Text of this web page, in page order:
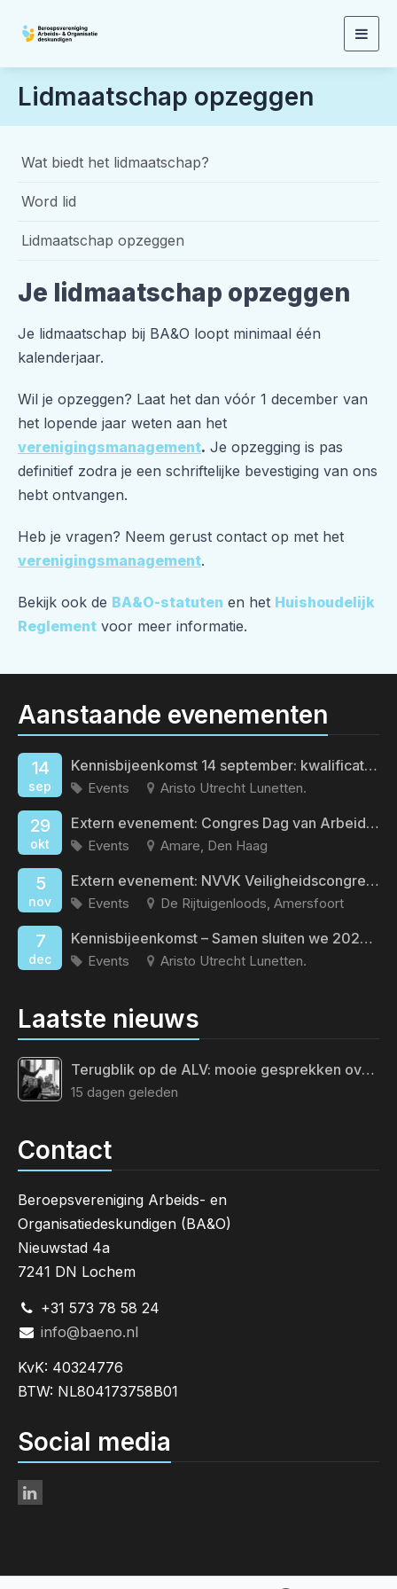
Lidmaatschap opzeggen
Wat biedt het lidmaatschap?
Word lid
Lidmaatschap opzeggen
Je lidmaatschap opzeggen
Je lidmaatschap bij BA&O loopt minimaal één
kalenderjaar.
Wil je opzeggen? Laat het dan vóór 1 december van
het lopende jaar weten aan het
verenigingsmanagement. Je opzegging is pas
definitief zodra je een schriftelijke bevestiging van ons
hebt ontvangen.
Heb je vragen? Neem gerust contact op met het
verenigingsmanagement.
Bekijk ook de BA&O-statuten en het Huishoudelijk
Reglement voor meer informatie.
Aanstaande evenementen
14
sep
Kennisbijeenkomst 14 september: kwalificatieveroudering
Events Aristo Utrecht Lunetten.
29
okt
Extern evenement: Congres Dag van Arbeid en Gezondheid
Events Amare, Den Haag
5
nov
Extern evenement: NVVK Veiligheidscongres 2026
Events De Rijtuigenloods, Amersfoort
7
dec
Kennisbijeenkomst – Samen sluiten we 2026 af
Events Aristo Utrecht Lunetten.
Laatste nieuws
Terugblik op de ALV: mooie gesprekken over de toekomst van ons vak
15 dagen geleden
Contact
Beroepsvereniging Arbeids- en
Organisatiedeskundigen (BA&O)
Nieuwstad 4a
7241 DN Lochem
+31 573 78 58 24
info@baeno.nl
KvK: 40324776
BTW: NL804173758B01
Social media